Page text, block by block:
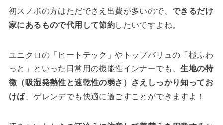
初スノボの方はただでさえ出費が多いので、 できるだけ
家にあるもので代用して節約したいですよね。
ユニクロの「ヒートテック」やトップバリュの「極ふわ
っと」といった日常用の機能性インナーでも、生地の特
徴（吸湿発熱性と速乾性の弱さ）さえしっかり知ってお
けば、ゲレンデでも快適に過ごすことができますよ！